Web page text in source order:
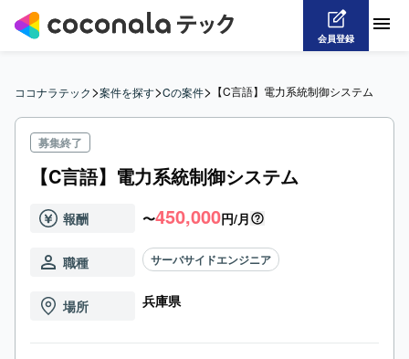
会員登録
ココナラテック>案件を探す>Cの案件> 【C言語】電力系統制御システム
募集終了
【C言語】電力系統制御システム
報酬 〜450,000円/月
職種 サーバサイドエンジニア
場所 兵庫県